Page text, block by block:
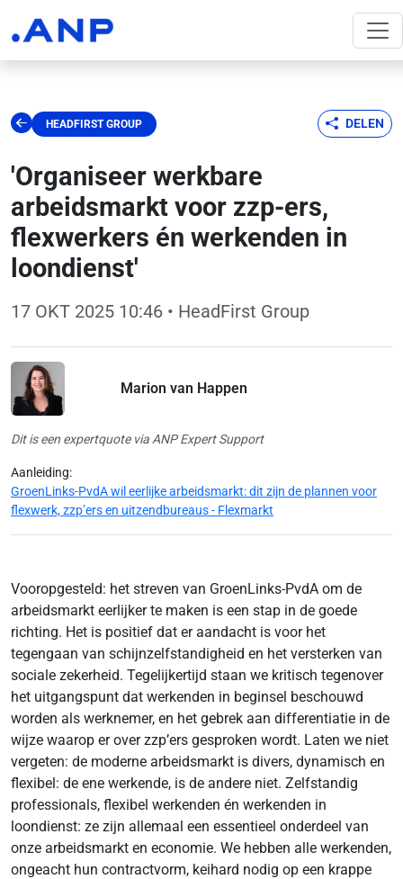
HEADFIRST GROUP DELEN
'Organiseer werkbare
arbeidsmarkt voor zzp-ers,
flexwerkers én werkenden in
loondienst'
17 OKT 2025 10:46 • HeadFirst Group
Marion van Happen
Dit is een expertquote via ANP Expert Support
Aanleiding:
GroenLinks-PvdA wil eerlijke arbeidsmarkt: dit zijn de plannen voor
flexwerk, zzp’ers en uitzendbureaus - Flexmarkt
Vooropgesteld: het streven van GroenLinks-PvdA om de
arbeidsmarkt eerlijker te maken is een stap in de goede
richting. Het is positief dat er aandacht is voor het
tegengaan van schijnzelfstandigheid en het versterken van
sociale zekerheid. Tegelijkertijd staan we kritisch tegenover
het uitgangspunt dat werkenden in beginsel beschouwd
worden als werknemer, en het gebrek aan differentiatie in de
wijze waarop er over zzp’ers gesproken wordt. Laten we niet
vergeten: de moderne arbeidsmarkt is divers, dynamisch en
flexibel: de ene werkende, is de andere niet. Zelfstandig
professionals, flexibel werkenden én werkenden in
loondienst: ze zijn allemaal een essentieel onderdeel van
onze arbeidsmarkt en economie. We hebben alle werkenden,
ongeacht hun contractvorm, keihard nodig op een krappe